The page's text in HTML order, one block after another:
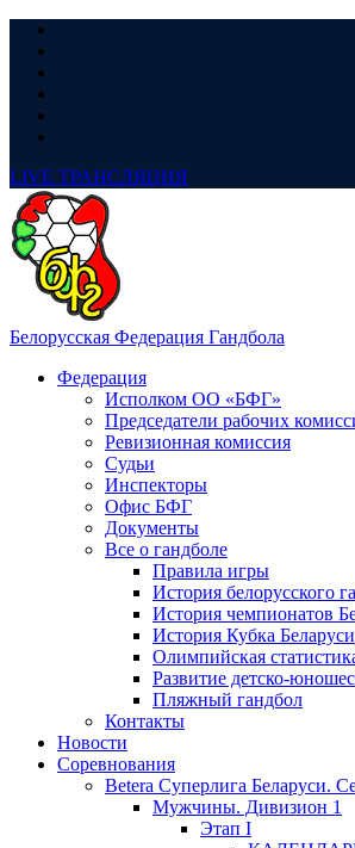
LIVE ТРАНСЛЯЦИЯ
Белорусская Федерация Гандбола
Федерация
Исполком ОО «БФГ»
Председатели рабочих
Ревизионная комиссия
Судьи
Инспекторы
Офис БФГ
Документы
Все о гандболе
Правила игры
История белорусского
История чемпионатов
История Кубка Беларуси
Олимпийская
Развитие детско-
Пляжный гандбол
Контакты
Новости
Соревнования
Betera Суперлига Беларуси.
Мужчины. Дивизион 1
Этап I